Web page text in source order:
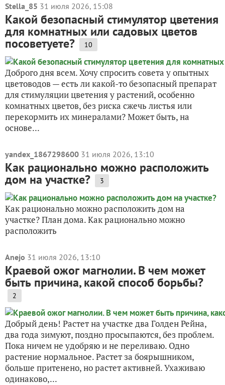
Stella_85 31 июля 2026, 15:08
Какой безопасный стимулятор цветения
для комнатных или садовых цветов
посоветуете? 10
Доброго дня всем. Хочу спросить совета у опытных
цветоводов — есть ли какой-то безопасный препарат
для стимуляции цветения у растений, особенно
комнатных цветов, без риска сжечь листья или
перекормить их минералами? Может быть, на
основе...
yandex_1867298600 31 июля 2026, 13:10
Как рационально можно расположить
дом на участке? 3
Как рационально можно расположить дом на
участке? План дома. Как рационально можно
расположить
Anejo 31 июля 2026, 13:10
Краевой ожог магнолии. В чем может
быть причина, какой способ борьбы?
2
Добрый день! Растет на участке два Голден Рейна,
два года зимуют, поздно просыпаются, без проблем.
Пока ничем не удобряю и не переливаю. Одно
растение нормальное. Растет за боярышником,
больше притенено, но растет активней. Ухаживаю
одинаково,...